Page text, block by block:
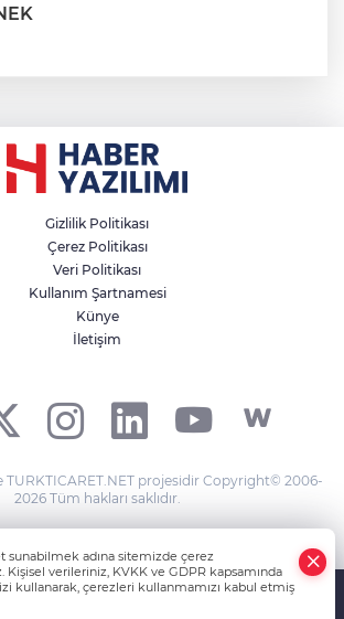
Gizlilik Politikası
Çerez Politikası
Veri Politikası
Kullanım Şartnamesi
Künye
İletişim
TURKTICARET.NET projesidir Copyright© 2006-
2026 Tüm hakları saklıdır.
sunabilmek adına sitemizde çerez
Kişisel verileriniz, KVKK ve GDPR kapsamında
kullanarak, çerezleri kullanmamızı kabul etmiş